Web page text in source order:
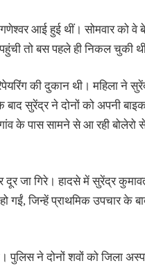
गणेश्वर आई हुई थीं। सोमवार को वे
तो बस पहले ही निकल चुकी
की दुकान थी। महिला ने
सुरेंद्र ने दोनों को अपनी
के पास सामने से आ रही बोलेरो
जा गिरे। हादसे में सुरेंद्र
गईं, जिन्हें प्राथमिक उपचार के
ने दोनों शवों को जिला